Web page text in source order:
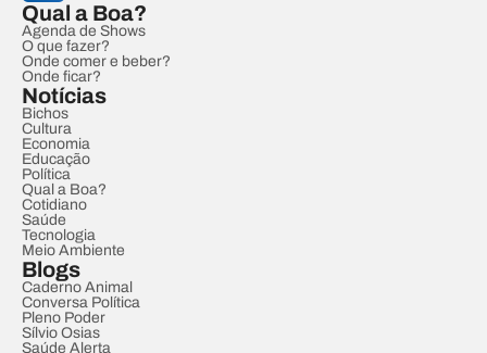
Qual a Boa?
Agenda de Shows
O que fazer?
Onde comer e beber?
Onde ficar?
Notícias
Bichos
Cultura
Economia
Educação
Política
Qual a Boa?
Cotidiano
Saúde
Tecnologia
Meio Ambiente
Blogs
Caderno Animal
Conversa Política
Pleno Poder
Sílvio Osias
Saúde Alerta